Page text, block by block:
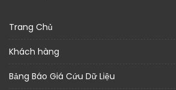
Trang Chủ
Khách hàng
Bảng Báo Giá Cứu Dữ Liệu